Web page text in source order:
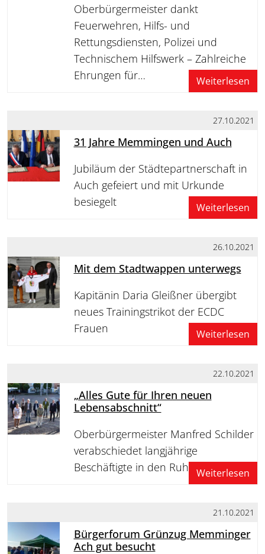
Oberbürgermeister dankt
Feuerwehren, Hilfs- und
Rettungsdiensten, Polizei und
Technischem Hilfswerk – Zahlreiche
Ehrungen für…
Weiterlesen
27.10.2021
31 Jahre Memmingen und Auch
Jubiläum der Städtepartnerschaft in
Auch gefeiert und mit Urkunde
besiegelt
Weiterlesen
26.10.2021
Mit dem Stadtwappen unterwegs
Kapitänin Daria Gleißner übergibt
neues Trainingstrikot der ECDC
Frauen
Weiterlesen
22.10.2021
„Alles Gute für Ihren neuen
Lebensabschnitt“
Oberbürgermeister Manfred Schilder
verabschiedet langjährige
Beschäftigte in den RuhestandWeiterlesen
21.10.2021
Bürgerforum Grünzug Memminger
Ach gut besucht